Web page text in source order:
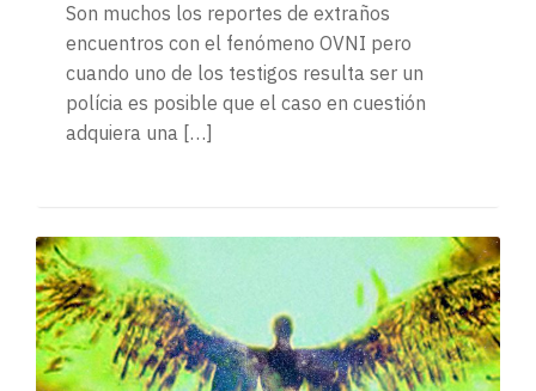
Son muchos los reportes de extraños
encuentros con el fenómeno OVNI pero
cuando uno de los testigos resulta ser un
polícia es posible que el caso en cuestión
adquiera una […]